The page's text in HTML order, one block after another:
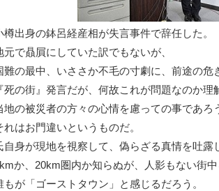
樽出身の鉢呂経産相が失言事件で辞任した。
元で贔屓にしていた訳でもないが、
難の最中、いささか不毛の寸劇に、前途の危
『死の街』発言だが、何故これが問題なのか理
地の被災者の方々の心情を慮っての事であろ
れはお門違いというものだ。
自身が現地を視察して、偽らざる真情を吐露
か、20km圏内か知らぬが、人影もない街
もが「ゴーストタウン」と感じるだろう。